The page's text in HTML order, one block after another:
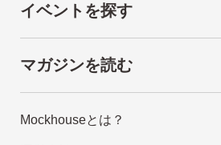
イベントを探す
マガジンを読む
Mockhouseとは？